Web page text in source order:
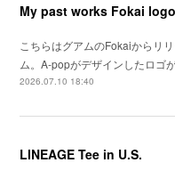
My past works Fokai logo
こちらはグアムのFokaiからリ
ム。A-popがデザインしたロゴ
2026.07.10 18:40
LINEAGE Tee in U.S.